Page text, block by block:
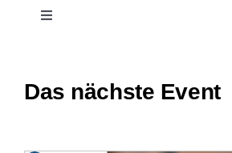
Toggle
Das nächste Event